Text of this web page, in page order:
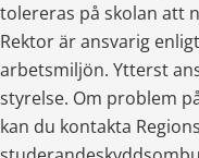
tolereras på skolan att
Rektor är ansvarig
arbetsmiljön. Ytterst
styrelse. Om problem
kan du kontakta